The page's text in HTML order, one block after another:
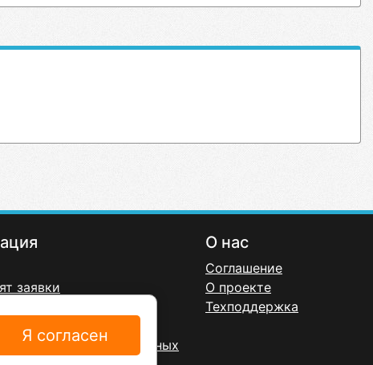
заявки
обработку персональных
О нас
Соглашение
О проекте
Техподдержка
Я согласен